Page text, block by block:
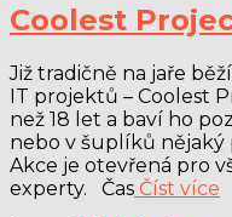
Coolest
Již tradičně na jaře
IT projektů – Coolest
než 18 let a baví ho
nebo v šuplíků nějaký
Akce je otevřená pro
experty. Čas Číst více